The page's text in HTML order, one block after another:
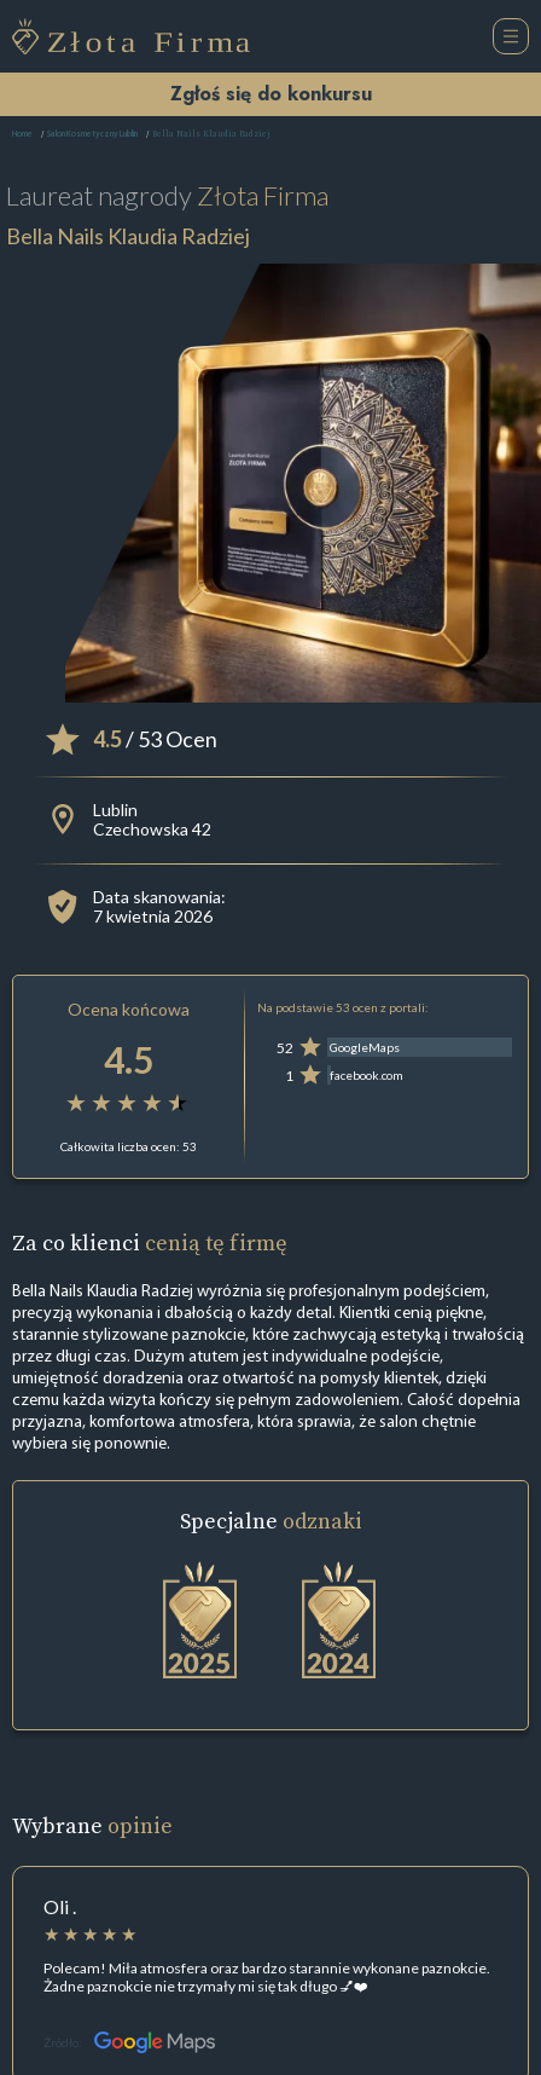
Zgłoś się do konkursu
Home Salon Kosmetyczny Lublin Bella Nails Klaudia Radziej
Laureat nagrodyZłota Firma
Bella Nails Klaudia Radziej
4.5/ 53 Ocen
Lublin
Czechowska 42
Data skanowania:
7 kwietnia 2026
Ocena końcowa
4.5
Całkowita liczba ocen: 53
Na podstawie 53 ocen z portali:
52 GoogleMaps
1 facebook.com
Za co klienci cenią tę firmę
Bella Nails Klaudia Radziej wyróżnia się profesjonalnym podejściem,
precyzją wykonania i dbałością o każdy detal. Klientki cenią piękne,
starannie stylizowane paznokcie, które zachwycają estetyką i trwałością
przez długi czas. Dużym atutem jest indywidualne podejście,
umiejętność doradzenia oraz otwartość na pomysły klientek, dzięki
czemu każda wizyta kończy się pełnym zadowoleniem. Całość dopełnia
przyjazna, komfortowa atmosfera, która sprawia, że salon chętnie
wybiera się ponownie.
Specjalne odznaki
Wybrane opinie
Oli .
Polecam! Miła atmosfera oraz bardzo starannie wykonane paznokcie.
Żadne paznokcie nie trzymały mi się tak długo 💅❤️
Źródło: